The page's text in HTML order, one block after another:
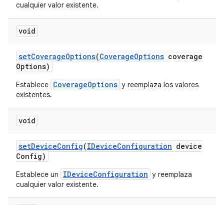
cualquier valor existente.
void
setCoverageOptions(CoverageOptions coverage
Options)
Establece CoverageOptions y reemplaza los valores
existentes.
void
setDeviceConfig(IDeviceConfiguration device
Config)
Establece un IDeviceConfiguration y reemplaza
cualquier valor existente.